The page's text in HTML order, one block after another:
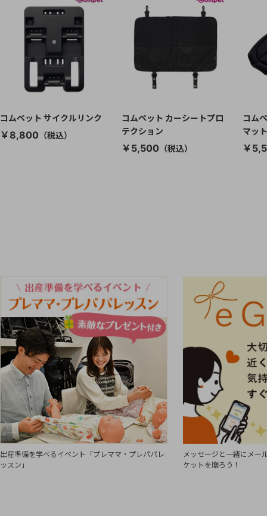
コムペット サイクルリンク
￥8,800
コムペット カーシートプロ
テクション
￥5,500
コム
マッ
￥
出産準備を学べるイベント「プレママ・プレパパレ
ッスン」
メッセージと一緒にメー
ケットを贈ろう！